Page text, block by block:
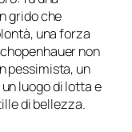
grido che
una forza
non
pessimista, un
luogo di lotta e
di bellezza.